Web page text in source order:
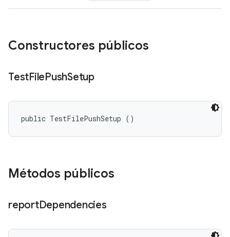
Constructores públicos
TestFilePushSetup
public TestFilePushSetup ()
Métodos públicos
reportDependencies